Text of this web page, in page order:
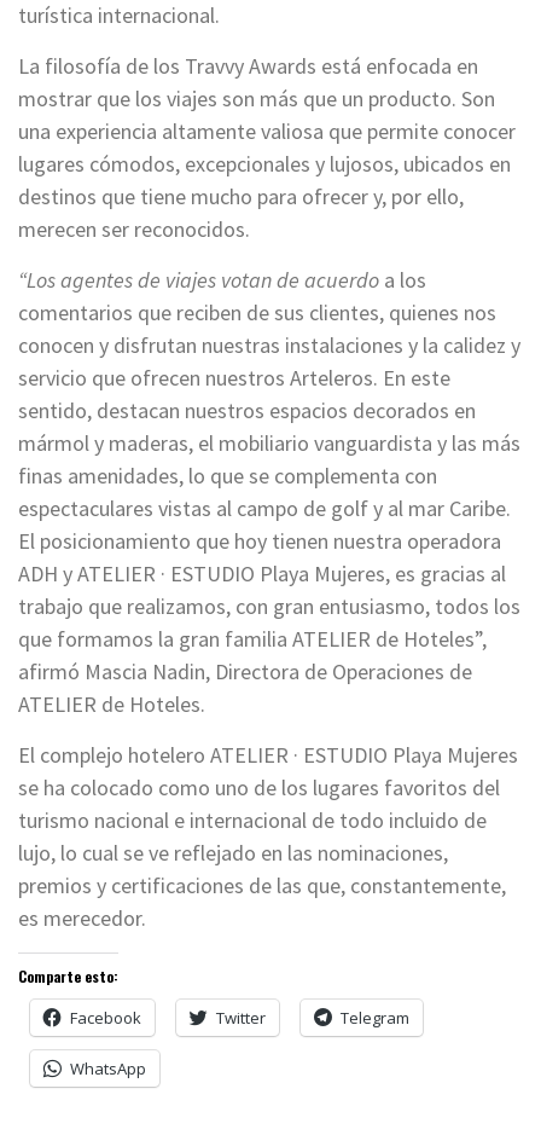
turística internacional.
La filosofía de los Travvy Awards está enfocada en
mostrar que los viajes son más que un producto. Son
una experiencia altamente valiosa que permite conocer
lugares cómodos, excepcionales y lujosos, ubicados en
destinos que tiene mucho para ofrecer y, por ello,
merecen ser reconocidos.
“Los agentes de viajes votan de acuerdo a los
comentarios que reciben de sus clientes, quienes nos
conocen y disfrutan nuestras instalaciones y la calidez y
servicio que ofrecen nuestros Arteleros. En este
sentido, destacan nuestros espacios decorados en
mármol y maderas, el mobiliario vanguardista y las más
finas amenidades, lo que se complementa con
espectaculares vistas al campo de golf y al mar Caribe.
El posicionamiento que hoy tienen nuestra operadora
ADH y ATELIER · ESTUDIO Playa Mujeres, es gracias al
trabajo que realizamos, con gran entusiasmo, todos los
que formamos la gran familia ATELIER de Hoteles”,
afirmó Mascia Nadin, Directora de Operaciones de
ATELIER de Hoteles.
El complejo hotelero ATELIER · ESTUDIO Playa Mujeres
se ha colocado como uno de los lugares favoritos del
turismo nacional e internacional de todo incluido de
lujo, lo cual se ve reflejado en las nominaciones,
premios y certificaciones de las que, constantemente,
es merecedor.
Comparte esto:
Facebook Twitter Telegram
WhatsApp